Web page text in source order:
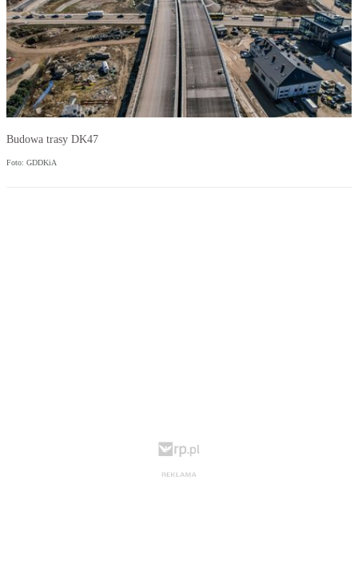
Budowa trasy DK47
Foto: GDDKiA